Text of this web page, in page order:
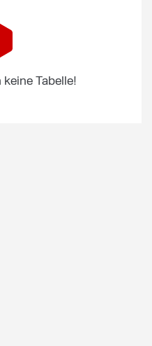
Tabelle!